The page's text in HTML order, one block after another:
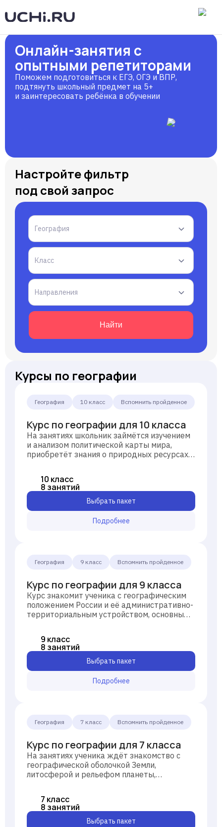
Онлайн-занятия с
опытными репетиторами
Поможем подготовиться к ЕГЭ, ОГЭ и ВПР,
подтянуть школьный предмет на 5+
и заинтересовать ребёнка в обучении
Настройте фильтр
под свой запрос
География
Класс
Направления
Найти
Курсы по географии
География 10 класс Вспомнить пройденное
Курс по географии для 10 класса
На занятиях школьник займётся изучением
и анализом политической карты мира,
приобретёт знания о природных ресурсах
странах и вкладе различных регионов
нашей планеты в мировую экономику.
10 класс
8 занятий
Подробнее
Выбрать пакет
География 9 класс Вспомнить пройденное
Курс по географии для 9 класса
Курс знакомит ученика с географическим
положением России и её административно-
территориальным устройством, основными
также с экономическими особенностями
различных регионов РФ.
9 класс
8 занятий
Подробнее
Выбрать пакет
География 7 класс Вспомнить пройденное
Курс по географии для 7 класса
На занятиях ученика ждёт знакомство с
географической оболочкой Земли,
литосферой и рельефом планеты,
океанами, как её основной частью, а также
с главными этапами освоения нашей
планеты человеком.
7 класс
8 занятий
Выбрать пакет